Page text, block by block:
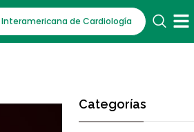
Interamericana de Cardiología
Categorías